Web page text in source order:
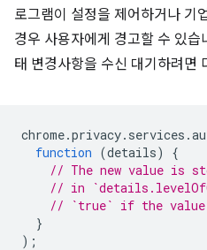
로그램이 설정을 제어하거나 기
경우 사용자에게 경고할 수 있
태 변경사항을 수신 대기하려면
chrome.privacy. services .
function (details)
{
// The new value is
// in
// `true` if the value
}
);